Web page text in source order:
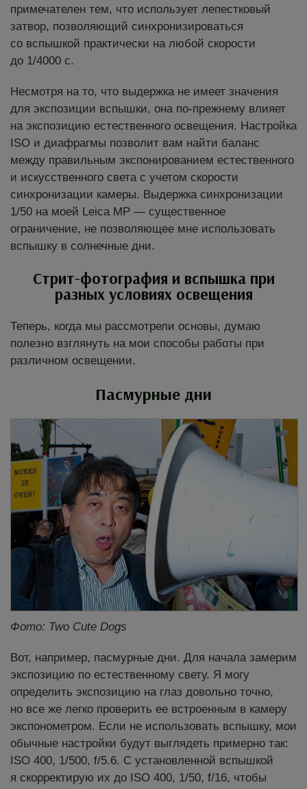
примечателен тем, что использует лепестковый
затвор, позволяющий синхронизироваться
со вспышкой практически на любой скорости
до 1/4000 с.
Несмотря на то, что выдержка не имеет значения
для экспозиции вспышки, она по-прежнему влияет
на экспозицию естественного освещения. Настройка
ISO и диафрагмы позволит вам найти баланс
между правильным экспонированием естественного
и искусственного света с учетом скорости
синхронизации камеры. Выдержка синхронизации
1/50 на моей Leica MP — существенное
ограничение, не позволяющее мне использовать
вспышку в солнечные дни.
Стрит-фотография и вспышка при
разных условиях освещения
Теперь, когда мы рассмотрели основы, думаю
полезно взглянуть на мои способы работы при
различном освещении.
Пасмурные дни
Фото: Two Cute Dogs
Вот, например, пасмурные дни. Для начала замерим
экспозицию по естественному свету. Я могу
определить экспозицию на глаз довольно точно,
но все же легко проверить ее встроенным в камеру
экспонометром. Если не использовать вспышку, мои
обычные настройки будут выглядеть примерно так:
ISO 400, 1/500, f/5.6. С установленной вспышкой
я скорректирую их до ISO 400, 1/50, f/16, чтобы